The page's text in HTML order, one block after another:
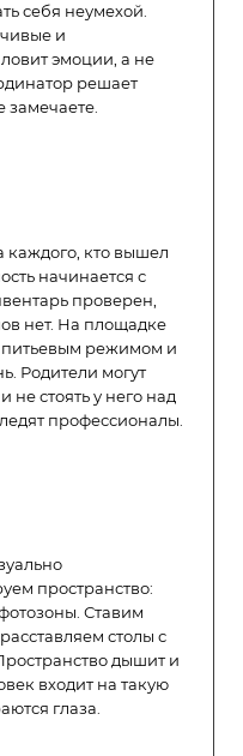
себя неумехой.
и
эмоции, а не
решает
замечаете.
каждого, кто вышел
начинается с
проверен,
нет. На площадке
режимом и
Родители могут
не стоять у него над
профессионалы.
пространство:
Ставим
столы с
дышит и
входит на такую
глаза.